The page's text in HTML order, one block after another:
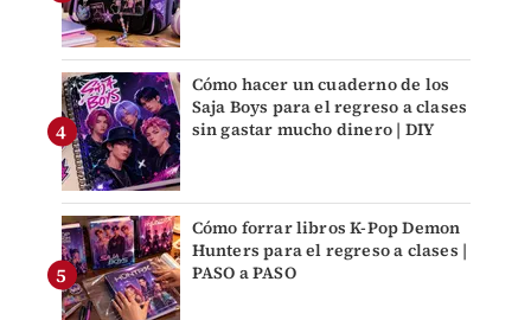
Cómo hacer un cuaderno de los
Saja Boys para el regreso a clases
sin gastar mucho dinero | DIY
Cómo forrar libros K-Pop Demon
Hunters para el regreso a clases |
PASO a PASO